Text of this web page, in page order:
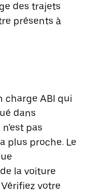
des trajets
présents à
charge ABI qui
dans
pas
plus proche. Le
la voiture
votre